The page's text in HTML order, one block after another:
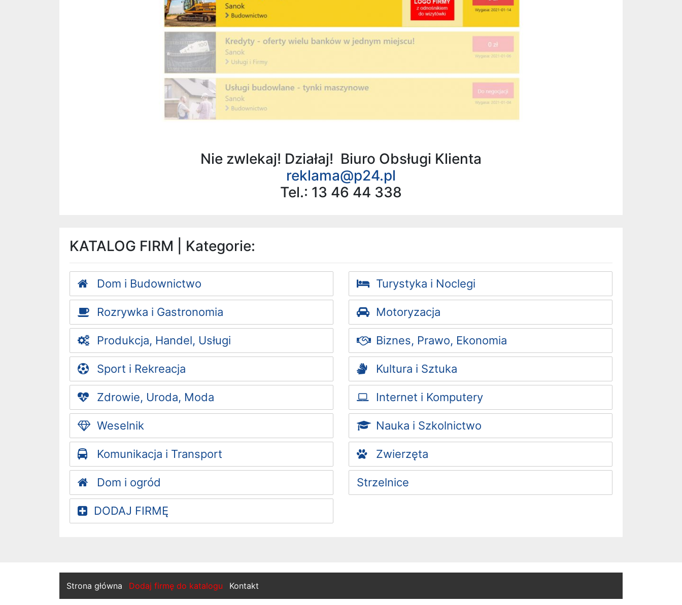
Nie zwlekaj! Działaj! Biuro Obsługi Klienta
reklama@p24.pl
Tel.: 13 46 44 338
KATALOG FIRM | Kategorie:
Dom i Budownictwo Turystyka i Noclegi
Rozrywka i Gastronomia Motoryzacja
Produkcja, Handel, Usługi Biznes, Prawo, Ekonomia
Sport i Rekreacja Kultura i Sztuka
Zdrowie, Uroda, Moda Internet i Komputery
Weselnik Nauka i Szkolnictwo
Komunikacja i Transport Zwierzęta
Dom i ogród Strzelnice
DODAJ FIRMĘ
Strona główna Dodaj firmę do katalogu Kontakt